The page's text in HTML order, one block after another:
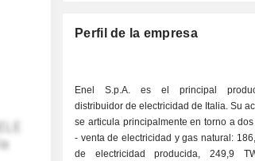
Perfil de la empresa
Enel S.p.A. es el principal
distribuidor de electricidad de Italia. Su
se articula principalmente en torno a
- venta de electricidad y gas natural:
de electricidad producida, 249,9